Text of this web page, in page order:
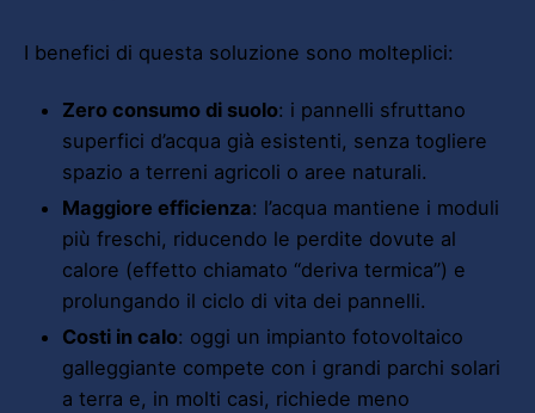
I benefici di questa soluzione sono molteplici:
Zero consumo di suolo: i pannelli sfruttano
superfici d’acqua già esistenti, senza togliere
spazio a terreni agricoli o aree naturali.
Maggiore efficienza: l’acqua mantiene i moduli
più freschi, riducendo le perdite dovute al
calore (effetto chiamato “deriva termica”) e
prolungando il ciclo di vita dei pannelli.
Costi in calo: oggi un impianto fotovoltaico
galleggiante compete con i grandi parchi solari
a terra e, in molti casi, richiede meno